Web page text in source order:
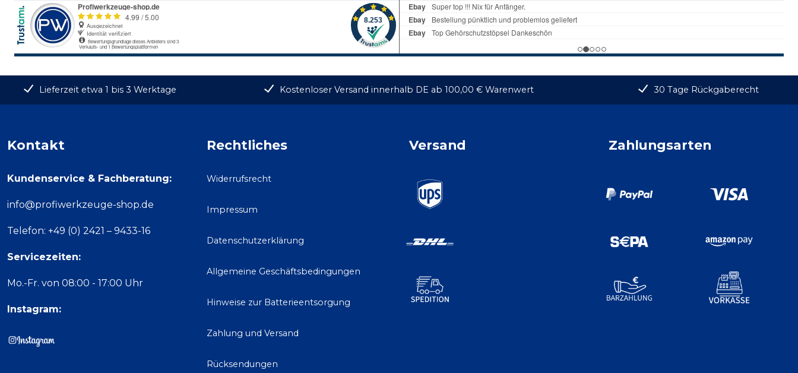
Lieferzeit etwa 1 bis 3 Werktage Kostenloser Versand innerhalb DE ab 100,00 € Warenwert 30 Tage Rückgaberecht
Kontakt
Kundenservice & Fachberatung:
info@profiwerkzeuge-shop.de
Telefon: +49 (0) 2421 – 9433-16
Servicezeiten:
Mo.-Fr. von 08:00 - 17:00 Uhr
Instagram:
Rechtliches
Widerrufsrecht
Impressum
Datenschutzerklärung
Allgemeine Geschäftsbedingungen
Hinweise zur Batterieentsorgung
Zahlung und Versand
Rücksendungen
Versand Zahlungsarten